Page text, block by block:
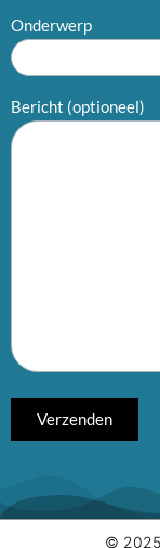
Onderwerp
Bericht (optioneel)
© 2025